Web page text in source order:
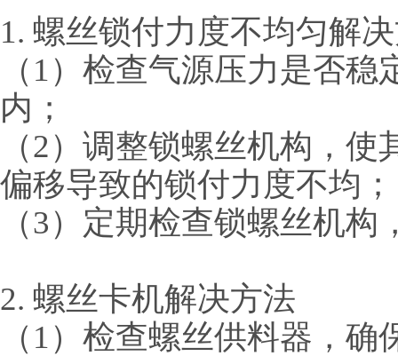
1. 螺丝锁付力度不均匀解
（ 1）检查气源压力是否稳
内；
（2）调整锁螺丝机构，使
偏移导致的锁付力度不均；
（3）定期检查锁螺丝机构
2. 螺丝卡机解决方法
（ 1）检查螺丝供料器，确